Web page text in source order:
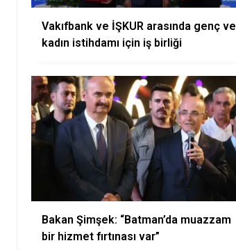
Vakıfbank ve İŞKUR arasında genç ve
kadın istihdamı için iş birliği
Bakan Şimşek: “Batman’da muazzam
bir hizmet fırtınası var”